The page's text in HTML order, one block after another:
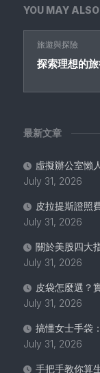
YOU MAY
旅遊與探險
探索理想的
最新文章
虛擬辦公室懶
July 31, 2026
皮拉提斯證照
July 31, 2026
關於美股四大
July 31, 2026
皮袋怎麼選？
July 31, 2026
搞懂女士手袋
July 31, 2026
手把手教你算